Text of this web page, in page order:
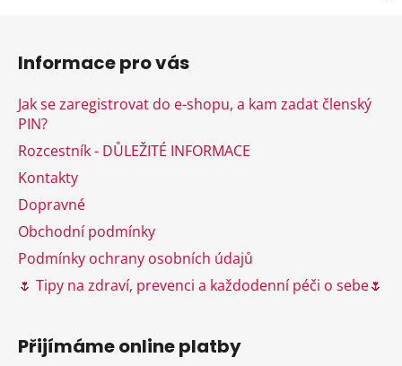
Informace pro vás
Jak se zaregistrovat do e-shopu, a kam zadat členský
PIN?
Rozcestník - DŮLEŽITÉ INFORMACE
Kontakty
Dopravné
Obchodní podmínky
Podmínky ochrany osobních údajů
🌷 Tipy na zdraví, prevenci a každodenní péči o sebe🌷
Přijímáme online platby